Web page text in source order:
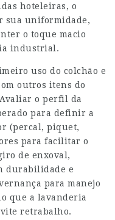
hoteleiras, o
sua uniformidade,
o toque macio
industrial.
uso do colchão e
outros itens do
o perfil da
para definir a
(percal, piquet,
para facilitar o
de enxoval,
durabilidade e
para manejo
que a lavanderia
retrabalho.